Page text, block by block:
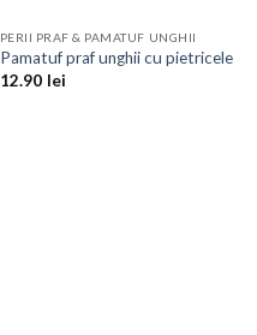
PERII PRAF & PAMATUF UNGHII
Pamatuf praf unghii cu pietricele
12.90 lei